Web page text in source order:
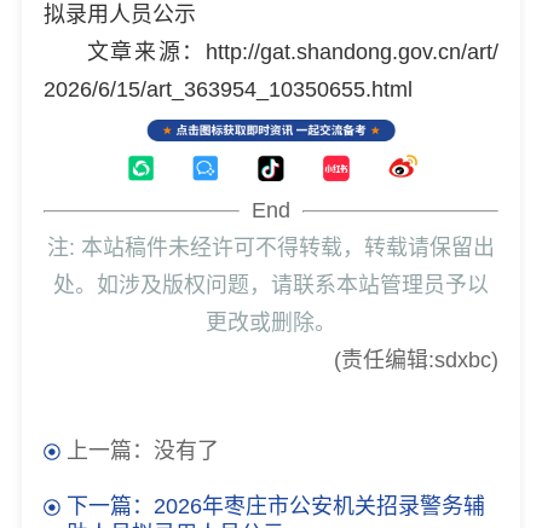
拟录用人员公示
文章来源：http://gat.shandong.gov.cn/art/
2026/6/15/art_363954_10350655.html
End
注: 本站稿件未经许可不得转载，转载请保留出
处。如涉及版权问题，请联系本站管理员予以
更改或删除。
(责任编辑:sdxbc)
上一篇：没有了
下一篇：2026年枣庄市公安机关招录警务辅